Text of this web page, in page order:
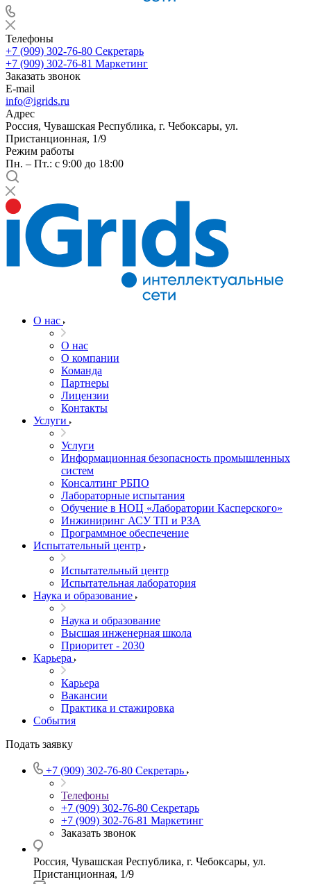
Телефоны
+7 (909) 302-76-80 Секретарь
+7 (909) 302-76-81 Маркетинг
Заказать звонок
E-mail
info@igrids.ru
Адрес
Россия, Чувашская Республика, г. Чебоксары, ул.
Пристанционная, 1/9
Режим работы
Пн. – Пт.: с 9:00 до 18:00
О нас
О нас
О компании
Команда
Партнеры
Лицензии
Контакты
Услуги
Услуги
Информационная безопасность промышленных
систем
Консалтинг РБПО
Лабораторные испытания
Обучение в НОЦ «Лаборатории Касперского»
Инжиниринг АСУ ТП и РЗА
Программное обеспечение
Испытательный центр
Испытательный центр
Испытательная лаборатория
Наука и образование
Наука и образование
Высшая инженерная школа
Приоритет - 2030
Карьера
Карьера
Вакансии
Практика и стажировка
События
Подать заявку
+7 (909) 302-76-80 Секретарь
Телефоны
+7 (909) 302-76-80 Секретарь
+7 (909) 302-76-81 Маркетинг
Заказать звонок
Россия, Чувашская Республика, г. Чебоксары, ул.
Пристанционная, 1/9